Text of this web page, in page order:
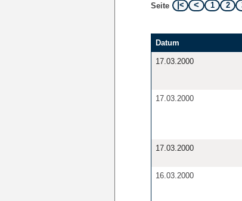
Seite 1 2
Datum
17.03.2000
17.03.2000
17.03.2000
16.03.2000